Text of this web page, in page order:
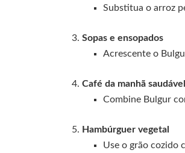
Substitua o arroz
Sopas e ensopados
Acrescente o
Café da manhã saudável
Combine Bulgur
Hambúrguer vegetal
Use o grão cozido